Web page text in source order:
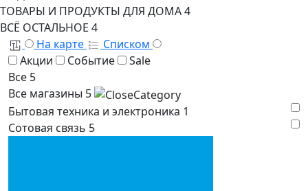
ТОВАРЫ И ПРОДУКТЫ ДЛЯ ДОМА4
ВСЁ ОСТАЛЬНОЕ 4
На карте
Списком
Акции
Событие
Sale
Все 5
Все магазины 5
Бытовая техника и электроника 1
Сотовая связь 5